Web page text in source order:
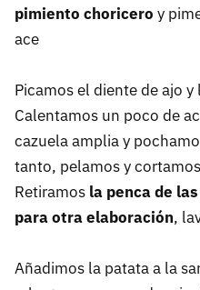
pimiento choricero y
ace
Picamos el diente de ajo
Calentamos un poco de
cazuela amplia y
tanto, pelamos y
Retiramos la penca de
para otra elaboración,
Añadimos la patata a la